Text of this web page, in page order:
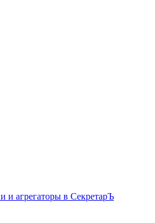
и агрегаторы в СекретарЪ